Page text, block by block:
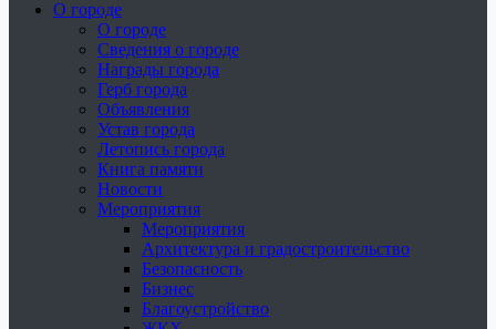
О городе
О городе
Сведения о городе
Награды города
Герб города
Объявления
Устав города
Летопись города
Книга памяти
Новости
Мероприятия
Мероприятия
Архитектура и градостроительство
Безопасность
Бизнес
Благоустройство